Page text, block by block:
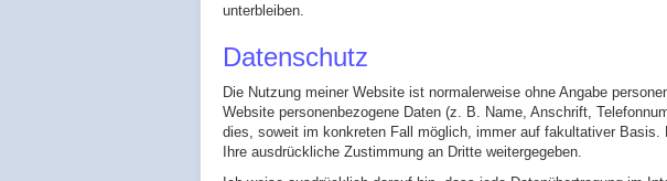
unterbleiben.
Datenschutz
Die Nutzung meiner Website ist normalerweise ohne Angabe
Website personenbezogene Daten (z. B. Name, Anschrift,
dies, soweit im konkreten Fall möglich, immer auf fakultativer
Ihre ausdrückliche Zustimmung an Dritte weitergegeben.